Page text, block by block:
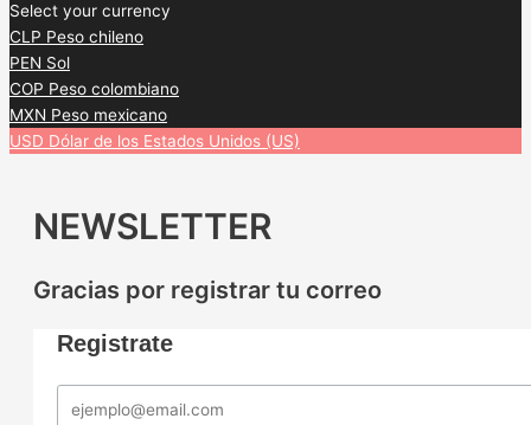
Select your currency
CLP Peso chileno
PEN Sol
COP Peso colombiano
MXN Peso mexicano
USD Dólar de los Estados Unidos (US)
NEWSLETTER
Gracias por registrar tu correo
Registrate